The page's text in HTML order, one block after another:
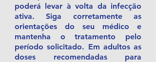
poderá levar à volta da infecção
ativa. Siga corretamente as
orientações do seu médico e
mantenha o tratamento pelo
período solicitado. Em adultos as
doses recomendadas para